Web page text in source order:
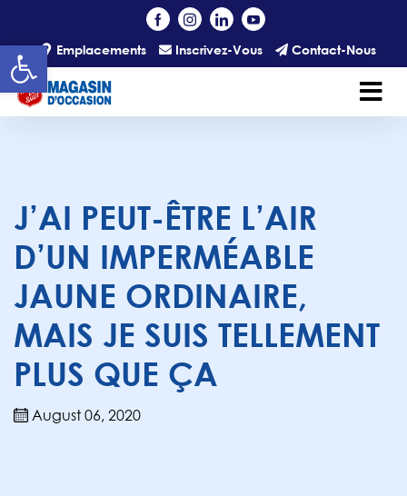
Open toolbar
Emplacements Inscrivez-Vous Contact-Nous
J’AI PEUT-ÊTRE L’AIR
D’UN IMPERMÉABLE
JAUNE ORDINAIRE,
MAIS JE SUIS TELLEMENT
PLUS QUE ÇA
August 06, 2020